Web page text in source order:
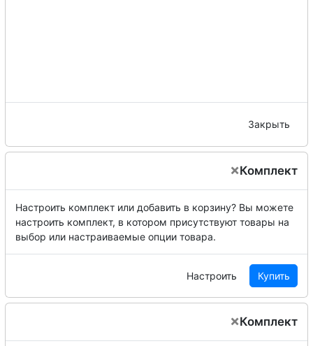
Закрыть
×Комплект
Настроить комплект или добавить в корзину? Вы можете
настроить комплект, в котором присутствуют товары на
выбор или настраиваемые опции товара.
Настроить Купить
×Комплект